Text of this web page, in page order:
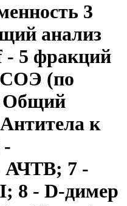
3
анализ
- 5 фракций
СОЭ (по
Общий
к
-
АЧТВ; 7 -
8 - D-димер